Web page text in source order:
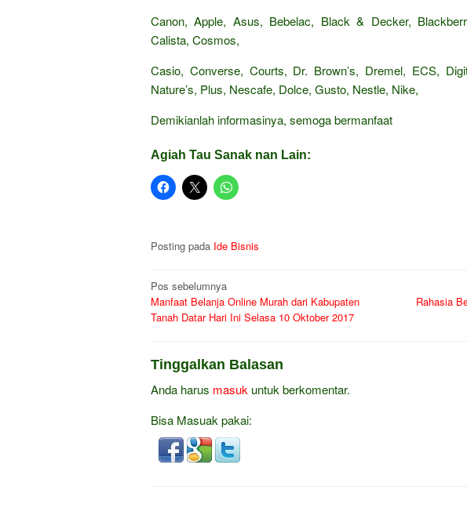
Canon, Apple, Asus, Bebelac, Black & Decker,
Calista, Cosmos,
Casio, Converse, Courts, Dr. Brown’s, Dremel, ECS,
Nature’s, Plus, Nescafe, Dolce, Gusto, Nestle, Nike,
Demikianlah informasinya, semoga bermanfaat
Agiah Tau Sanak nan Lain:
Posting pada Ide Bisnis
Navigasi
pos
Pos sebelumnya
Manfaat Belanja Online Murah dari Kabupaten
Tanah Datar Hari Ini Selasa 10 Oktober 2017
Rahasia
Tinggalkan Balasan
Anda harus masuk untuk berkomentar.
Bisa Masuak pakai: